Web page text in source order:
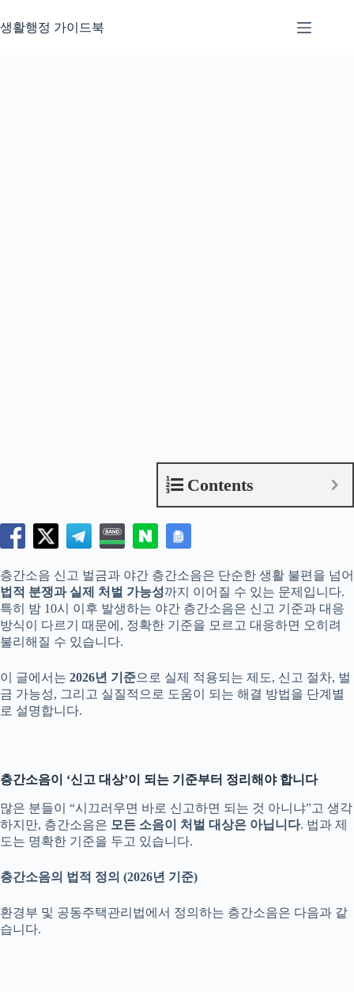
문
생활행정 가이드북
Contents
층간소음 신고 벌금과 야간 층간소음은 단순한 생활 불편을 넘어
법적 분쟁과 실제 처벌 가능성까지 이어질 수 있는 문제입니다.
특히 밤 10시 이후 발생하는 야간 층간소음은 신고 기준과 대응
방식이 다르기 때문에, 정확한 기준을 모르고 대응하면 오히려
불리해질 수 있습니다.
이 글에서는 2026년 기준으로 실제 적용되는 제도, 신고 절차, 벌
금 가능성, 그리고 실질적으로 도움이 되는 해결 방법을 단계별
로 설명합니다.
층간소음이 ‘신고 대상’이 되는 기준부터 정리해야 합니다
많은 분들이 “시끄러우면 바로 신고하면 되는 것 아니냐”고 생각
하지만, 층간소음은 모든 소음이 처벌 대상은 아닙니다. 법과 제
도는 명확한 기준을 두고 있습니다.
층간소음의 법적 정의 (2026년 기준)
환경부 및 공동주택관리법에서 정의하는 층간소음은 다음과 같
습니다.